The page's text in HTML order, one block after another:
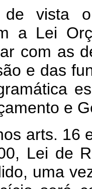
vista
a Lei
com as
e das
e
arts. 16
Lei de
uma